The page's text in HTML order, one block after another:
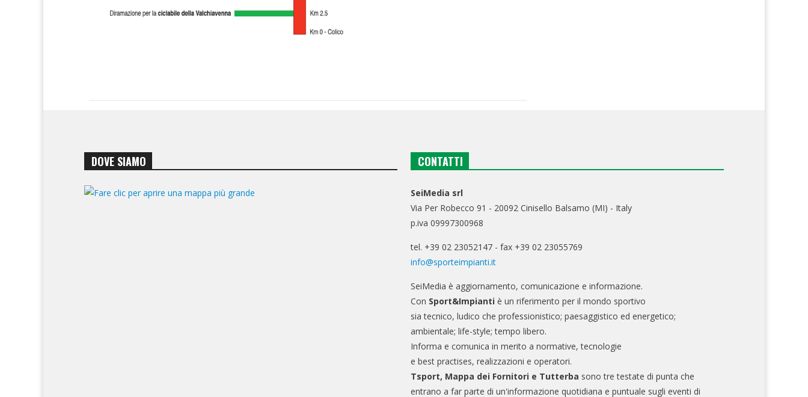
DOVE SIAMO CONTATTI
SeiMedia srl
Via Per Robecco 91 - 20092 Cinisello Balsamo (MI) - Italy
p.iva 09997300968
tel. +39 02 23052147 - fax +39 02 23055769
info@sporteimpianti.it
SeiMedia è aggiornamento, comunicazione e informazione.
Con Sport&Impianti è un riferimento per il mondo sportivo
sia tecnico, ludico che professionistico; paesaggistico ed energetico;
ambientale; life-style; tempo libero.
Informa e comunica in merito a normative, tecnologie
e best practises, realizzazioni e operatori.
Tsport, Mappa dei Fornitori e Tutterba sono tre testate di punta che
entrano a far parte di un'informazione quotidiana e puntuale sugli eventi di